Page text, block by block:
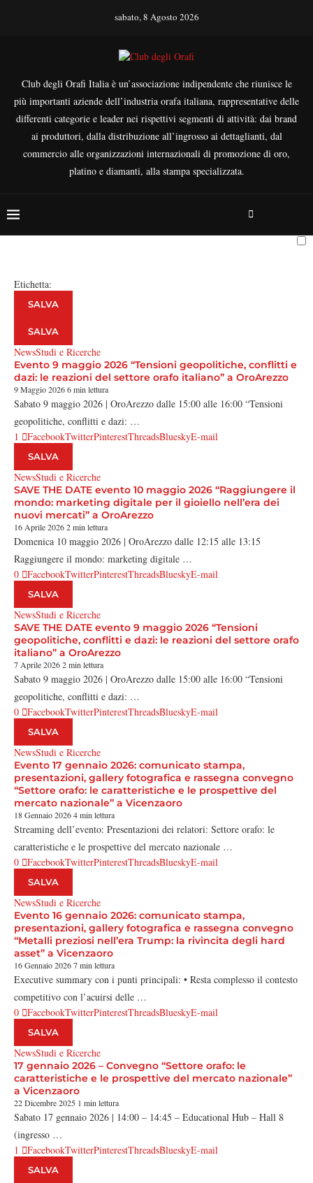
sabato, 8 Agosto 2026
Club degli Orafi Italia è un’associazione indipendente che riunisce le
più importanti aziende dell’industria orafa italiana, rappresentative delle
differenti categorie e leader nei rispettivi segmenti di attività: dai brand
ai produttori, dalla distribuzione all’ingrosso ai dettaglianti, dal
commercio alle organizzazioni internazionali di promozione di oro,
platino e diamanti, alla stampa specializzata.
Etichetta:
SALVA
SALVA
NewsStudi e Ricerche
Evento 9 maggio 2026 “Tensioni geopolitiche, conflitti e
dazi: le reazioni del settore orafo italiano” a OroArezzo
9 Maggio 20266 min lettura
Sabato 9 maggio 2026 | OroArezzo dalle 15:00 alle 16:00 “Tensioni
geopolitiche, conflitti e dazi: …
1
FacebookTwitterPinterestThreadsBlueskyE-mail
SALVA
NewsStudi e Ricerche
SAVE THE DATE evento 10 maggio 2026 “Raggiungere il
mondo: marketing digitale per il gioiello nell’era dei
nuovi mercati” a OroArezzo
16 Aprile 20262 min lettura
Domenica 10 maggio 2026 | OroArezzo dalle 12:15 alle 13:15
Raggiungere il mondo: marketing digitale …
0
FacebookTwitterPinterestThreadsBlueskyE-mail
SALVA
NewsStudi e Ricerche
SAVE THE DATE evento 9 maggio 2026 “Tensioni
geopolitiche, conflitti e dazi: le reazioni del settore orafo
italiano” a OroArezzo
7 Aprile 20262 min lettura
Sabato 9 maggio 2026 | OroArezzo dalle 15:00 alle 16:00 “Tensioni
geopolitiche, conflitti e dazi: …
0
FacebookTwitterPinterestThreadsBlueskyE-mail
SALVA
NewsStudi e Ricerche
Evento 17 gennaio 2026: comunicato stampa,
presentazioni, gallery fotografica e rassegna convegno
“Settore orafo: le caratteristiche e le prospettive del
mercato nazionale” a Vicenzaoro
18 Gennaio 20264 min lettura
Streaming dell’evento: Presentazioni dei relatori: Settore orafo: le
caratteristiche e le prospettive del mercato nazionale …
0
FacebookTwitterPinterestThreadsBlueskyE-mail
SALVA
NewsStudi e Ricerche
Evento 16 gennaio 2026: comunicato stampa,
presentazioni, gallery fotografica e rassegna convegno
“Metalli preziosi nell’era Trump: la rivincita degli hard
asset” a Vicenzaoro
16 Gennaio 20267 min lettura
Executive summary con i punti principali: • Resta complesso il contesto
competitivo con l’acuirsi delle …
0
FacebookTwitterPinterestThreadsBlueskyE-mail
SALVA
NewsStudi e Ricerche
17 gennaio 2026 – Convegno “Settore orafo: le
caratteristiche e le prospettive del mercato nazionale”
a Vicenzaoro
22 Dicembre 2025 1 min lettura
Sabato 17 gennaio 2026 | 14:00 – 14:45 – Educational Hub – Hall 8
(ingresso …
1
FacebookTwitterPinterestThreadsBlueskyE-mail
SALVA